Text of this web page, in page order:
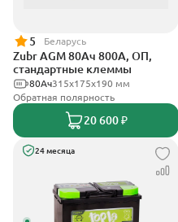
5 Беларусь
Zubr AGM 80Ач 800А, ОП,
стандартные клеммы
315x175x190 мм
80Ач
Обратная полярность
20 600 ₽
24 месяца